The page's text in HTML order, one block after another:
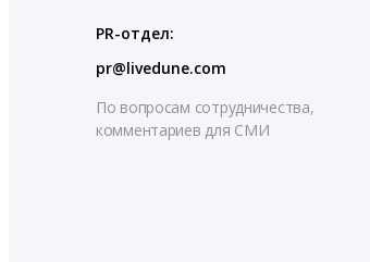
PR-отдел:
pr@livedune.com
По вопросам сотрудничества,
комментариев для СМИ